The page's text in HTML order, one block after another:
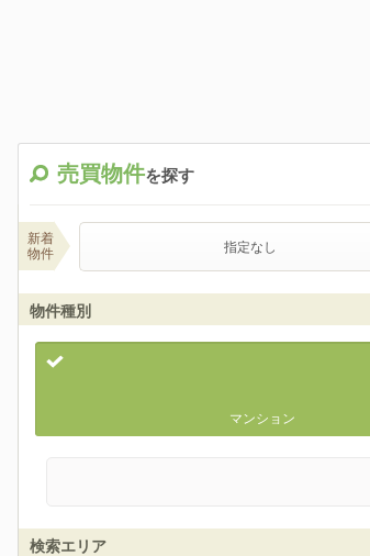
売買物件を探す
新着
物件
指定なし
物件種別
マンション
検索エリア